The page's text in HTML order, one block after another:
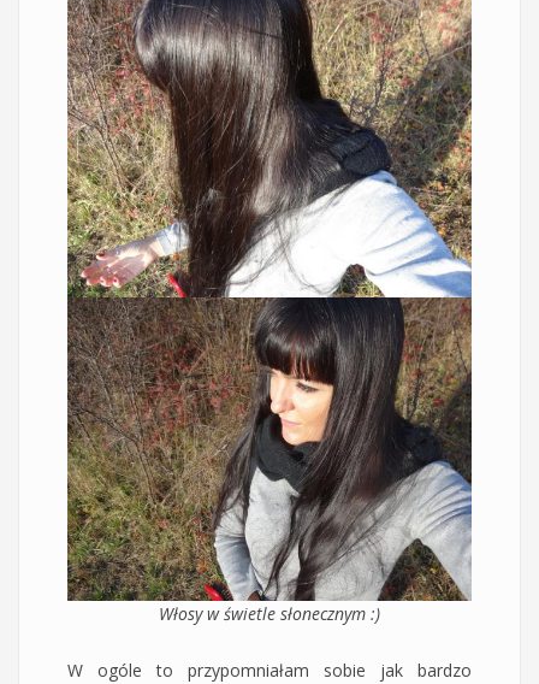
Włosy w świetle słonecznym :)
W ogóle to przypomniałam sobie jak bardzo